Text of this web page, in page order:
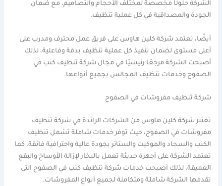
الشركة حلولًا مخصصة لمختلف الأحجام والتصاميم، مع ضمان
الجودة والمصداقية في كل عملية تنظيف.
أيضًا، تعتمد شركة كلين هاوس على فريق عمل محترف ومدرب على
أعلى مستوى لضمان تنفيذ كل عملية تنظيف بدقة وفاعلية، لذلك
أصبحت الشركة مرجعًا رئيسيًا في مجال شركة تنظيف كنب في
الصفوح وخدمات تنظيف المجالس بجميع أنواعها.
شركة تنظيف مفروشات في الصفوح
تعتبر شركة كلين هاوس من الشركات الرائدة في شركة تنظيف
مفروشات في الصفوح، حيث توفر خدمات شاملة تشمل تنظيف
الكنب والسجاد والموكيت والستائر بجودة عالية واحترافية فائقة. كما
تعتمد الشركة على أجهزة حديثة تعمل بالبخار لإزالة الأوساخ والبقع
العميقة، لذلك أصبحت خدمات شركة تنظيف كنب في الصفوح التي
تقدمها الشركة شاملة ومتكاملة لجميع أنواع المفروشات.